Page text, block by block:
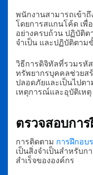
พนักงานสามารถเข้าถึ
โดยการสแกนโค้ด เพื่
อย่างครบถ้วน ปฏิบัติ
จำเป็น และปฏิบัติตาม
วิธีการดิจิทัลที่รวมรหั
ทรัพยากรบุคคลช่วยส
ปลอดภัยและเป็นไปตา
เหตุการณ์และอุบัติเหตุ
ตรวจสอบกา
การติดตาม การฝึกอ
เป็นสิ่งจำเป็นสำหรับ
สำเร็จขององค์กร